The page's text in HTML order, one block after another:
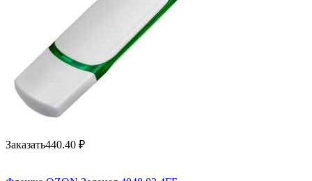
Заказать440.40 ₽